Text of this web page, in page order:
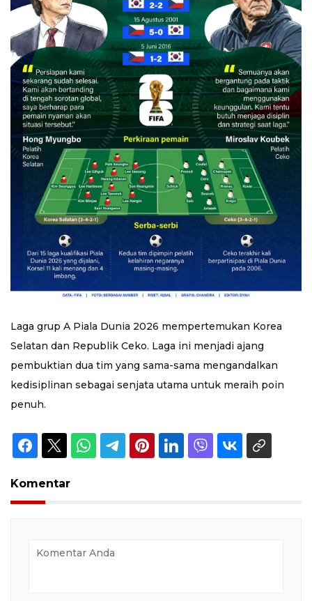
Laga grup A Piala Dunia 2026 mempertemukan Korea
Selatan dan Republik Ceko. Laga ini menjadi ajang
pembuktian dua tim yang sama-sama mengandalkan
kedisiplinan sebagai senjata utama untuk meraih poin
penuh.
Komentar